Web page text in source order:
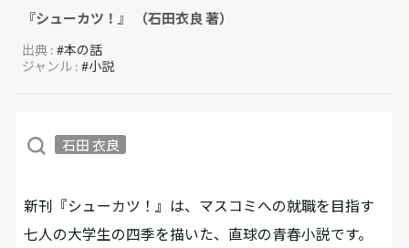
『シューカツ！』 （石田衣良 著）
出典 :#本の話
ジャンル :#小説
石田 衣良
――新刊『シューカツ！』は、マスコミへの就職を目指す
七人の大学生の四季を描いた、直球の青春小説です。